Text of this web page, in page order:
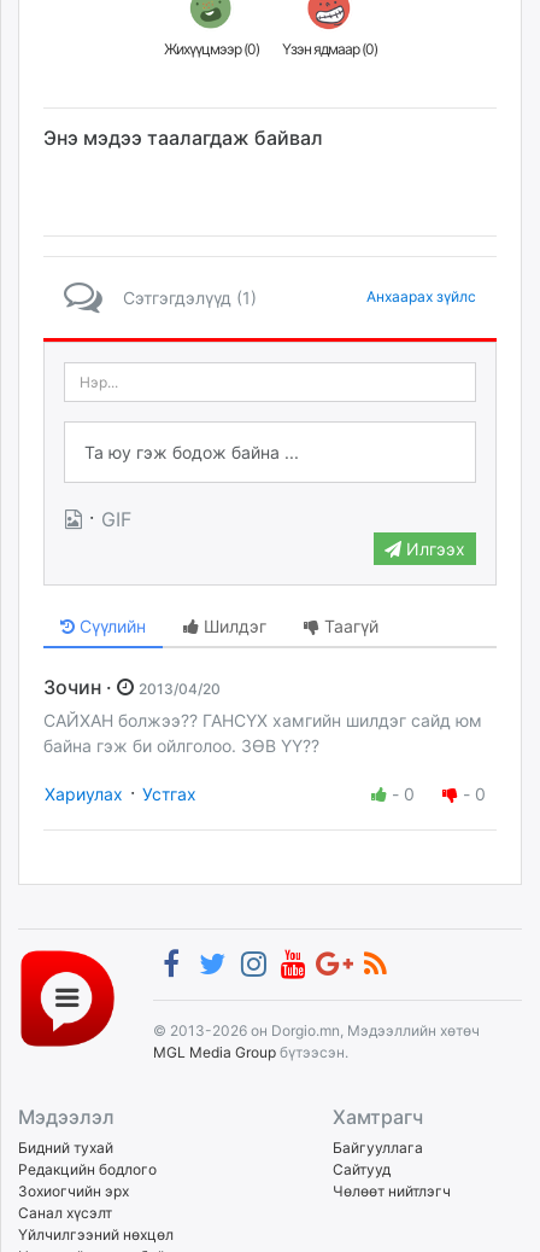
unread.today
Жихүүцмээр (0) Үзэн ядмаар (0)
Энэ мэдээ таалагдаж байвал
Сэтгэгдэлүүд (1) Анхаарах зүйлс
· GIF
Илгээх
Сүүлийн Шилдэг Таагүй
Зочин · 2013/04/20
САЙХАН болжээ?? ГАНСҮХ хамгийн шилдэг сайд юм
байна гэж би ойлголоо. ЗӨВ ҮҮ??
Хариулах · Устгах - 0 - 0
© 2013-2026 он Dorgio.mn, Мэдээллийн хөтөч
MGL Media Group бүтээсэн.
Мэдээлэл
Бидний тухай
Редакцийн бодлого
Зохиогчийн эрх
Санал хүсэлт
Үйлчилгээний нөхцөл
Хамтрагч
Байгууллага
Сайтууд
Чөлөөт нийтлэгч